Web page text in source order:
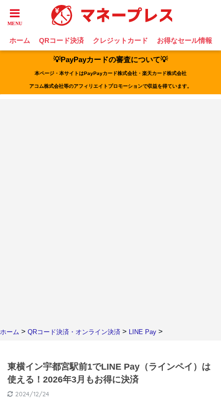
ホーム QRコード決済 クレジットカード お得なセール情報
💡PayPayカードの審査について💡
本ページ・本サイトはPayPayカード株式会社・楽天カード株式会社
アコム株式会社等のアフィリエイトプロモーションで収益を得ています。
ホーム > QRコード決済・オンライン決済 > LINE Pay >
東横イン宇都宮駅前1でLINE Pay（ラインペイ）は
使える！2026年3月もお得に決済
2024/12/24